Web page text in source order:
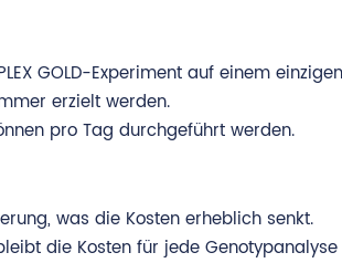
GOLD-Experiment auf einem
erzielt werden.
pro Tag durchgeführt werden.
was die Kosten erheblich senkt.
die Kosten für jede